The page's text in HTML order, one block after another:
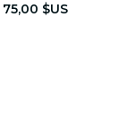
75,00 $US